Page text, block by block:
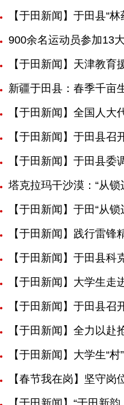
【于田新闻】于田县“
900余名运动员参加13
【于田新闻】天津教
新疆于田县：春季千亩
【于田新闻】全国人
【于田新闻】于田县召
【于田新闻】于田县
塔克拉玛干沙漠：“从
【于田新闻】于田“从
【于田新闻】践行雷锋
【于田新闻】于田县
【于田新闻】大学生
【于田新闻】于田县召
【于田新闻】全力以赴
【于田新闻】大学生“
【春节我在岗】坚守